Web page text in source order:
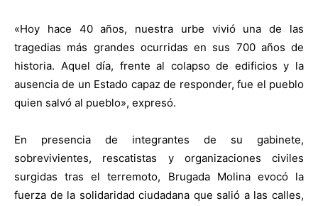
«Hoy hace 40 años, nuestra urbe vivió una de las
tragedias más grandes ocurridas en sus 700 años de
historia. Aquel día, frente al colapso de edificios y la
ausencia de un Estado capaz de responder, fue el pueblo
quien salvó al pueblo», expresó.
En presencia de integrantes de su gabinete,
sobrevivientes, rescatistas y organizaciones civiles
surgidas tras el terremoto, Brugada Molina evocó la
fuerza de la solidaridad ciudadana que salió a las calles,